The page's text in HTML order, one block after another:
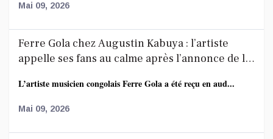
Mai 09, 2026
Ferre Gola chez Augustin Kabuya : l’artiste
appelle ses fans au calme après l’annonce de la
L’artiste musicien congolais Ferre Gola a été reçu en aud...
Mai 09, 2026